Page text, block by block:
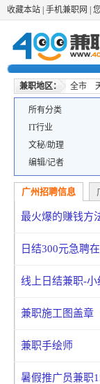
收藏本站 手机兼职网 |
兼职地区： 全市
所有分类
IT行业
文秘/助理
编辑/记者
广州招聘信息
最火爆的赚钱方
日结300元急聘
线上日结兼职-
兼职施工图盖章
兼职手绘师
暑假推广员兼职